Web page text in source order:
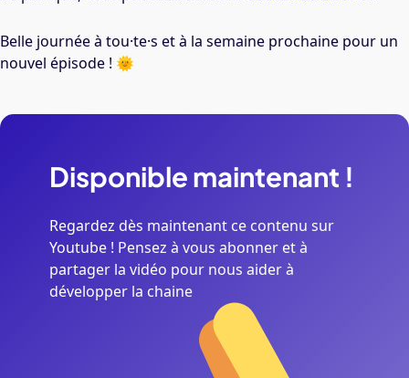
Belle journée à tou·te·s et à la semaine prochaine pour un
nouvel épisode ! 🌞
Disponiblemaintenant !
Regardez dès maintenant ce contenu sur
Youtube ! Pensez à vous abonner et à
partager la vidéo pour nous aider à
développer la chaine